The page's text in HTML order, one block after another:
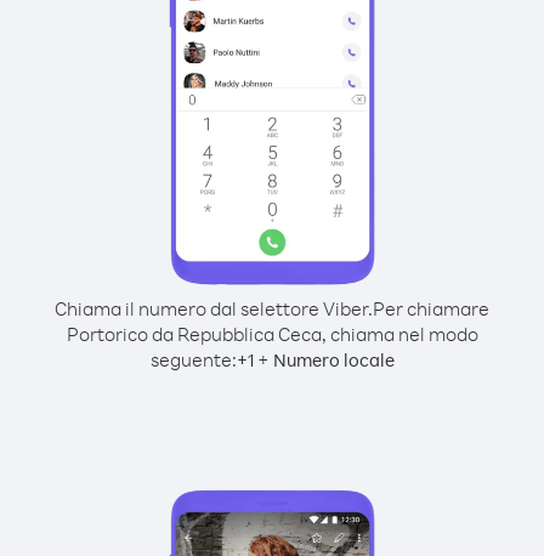
Chiama il numero dal selettore Viber.Per chiamare
Portorico da Repubblica Ceca, chiama nel modo
seguente:+1+ Numero locale